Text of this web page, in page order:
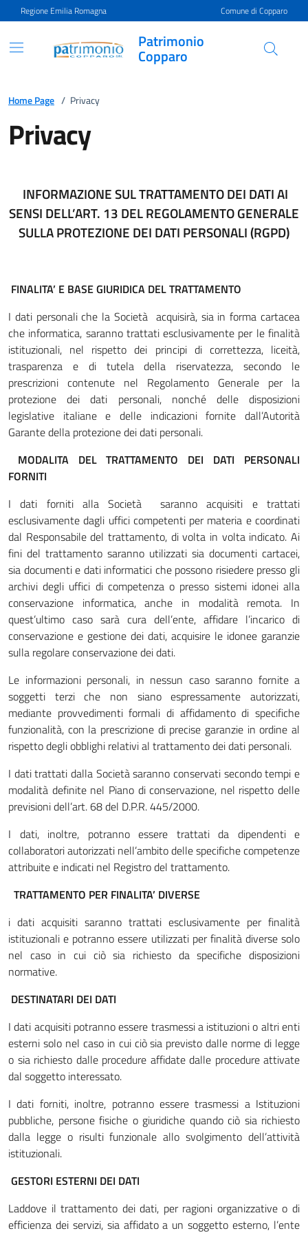
Vai ai contenuti
Vai al footer
Regione Emilia Romagna Comune di Copparo
Patrimonio
Copparo
Privacy | Patrimonio
Home Page / Privacy
Privacy
INFORMAZIONE SUL TRATTAMENTO DEI DATI AI
SENSI DELL’ART. 13 DEL REGOLAMENTO GENERALE
SULLA PROTEZIONE DEI DATI PERSONALI (RGPD)
FINALITA’ E BASE GIURIDICA DEL TRATTAMENTO
I dati personali che la Società acquisirà, sia in forma cartacea
che informatica, saranno trattati esclusivamente per le finalità
istituzionali, nel rispetto dei principi di correttezza, liceità,
trasparenza e di tutela della riservatezza, secondo le
prescrizioni contenute nel Regolamento Generale per la
protezione dei dati personali, nonché delle disposizioni
legislative italiane e delle indicazioni fornite dall’Autorità
Garante della protezione dei dati personali.
MODALITA DEL TRATTAMENTO DEI DATI PERSONALI
FORNITI
I dati forniti alla Società saranno acquisiti e trattati
esclusivamente dagli uffici competenti per materia e coordinati
dal Responsabile del trattamento, di volta in volta indicato. Ai
fini del trattamento saranno utilizzati sia documenti cartacei,
sia documenti e dati informatici che possono risiedere presso gli
archivi degli uffici di competenza o presso sistemi idonei alla
conservazione informatica, anche in modalità remota. In
quest’ultimo caso sarà cura dell’ente, affidare l’incarico di
conservazione e gestione dei dati, acquisire le idonee garanzie
sulla regolare conservazione dei dati.
Le informazioni personali, in nessun caso saranno fornite a
soggetti terzi che non siano espressamente autorizzati,
mediante provvedimenti formali di affidamento di specifiche
funzionalità, con la prescrizione di precise garanzie in ordine al
rispetto degli obblighi relativi al trattamento dei dati personali.
I dati trattati dalla Società saranno conservati secondo tempi e
modalità definite nel Piano di conservazione, nel rispetto delle
previsioni dell’art. 68 del D.P.R. 445/2000.
I dati, inoltre, potranno essere trattati da dipendenti e
collaboratori autorizzati nell’ambito delle specifiche competenze
attribuite e indicati nel Registro del trattamento.
TRATTAMENTO PER FINALITA’ DIVERSE
i dati acquisiti saranno trattati esclusivamente per finalità
istituzionali e potranno essere utilizzati per finalità diverse solo
nel caso in cui ciò sia richiesto da specifiche disposizioni
normative.
DESTINATARI DEI DATI
I dati acquisiti potranno essere trasmessi a istituzioni o altri enti
esterni solo nel caso in cui ciò sia previsto dalle norme di legge
o sia richiesto dalle procedure affidate dalle procedure attivate
dal soggetto interessato.
I dati forniti, inoltre, potranno essere trasmessi a Istituzioni
pubbliche, persone fisiche o giuridiche quando ciò sia richiesto
dalla legge o risulti funzionale allo svolgimento dell’attività
istituzionali.
GESTORI ESTERNI DEI DATI
Laddove il trattamento dei dati, per ragioni organizzative o di
efficienza dei servizi, sia affidato a un soggetto esterno, l’ente